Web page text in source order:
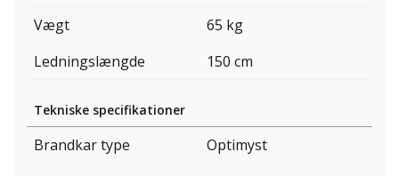
Vægt
65 kg
Ledningslængde
150 cm
Tekniske specifikationer
Brandkar type
Optimyst